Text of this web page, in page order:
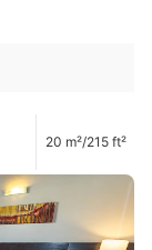
20 m²/215 ft²